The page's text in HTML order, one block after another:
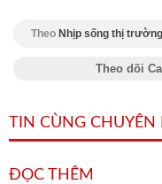
Theo Nhịp sống thị trường
Theo dõi
TIN CÙNG CHUYÊN
ĐỌC THÊM